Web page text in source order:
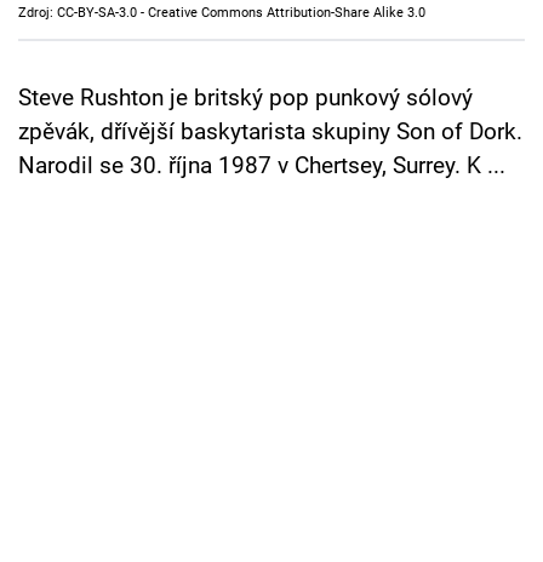
Cool Esport
Pořady
TV Program
Zdroj: CC-BY-SA-3.0 - Creative Commons Attribution-Share Alike 3.0
Steve Rushton je britský pop punkový sólový
zpěvák, dřívější baskytarista skupiny Son of Dork.
Narodil se 30. října 1987 v Chertsey, Surrey. K ...